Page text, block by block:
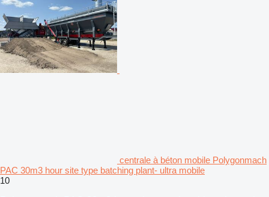
centrale à béton mobile Polygonmach
PAC 30m3 hour site type batching plant- ultra mobile
10